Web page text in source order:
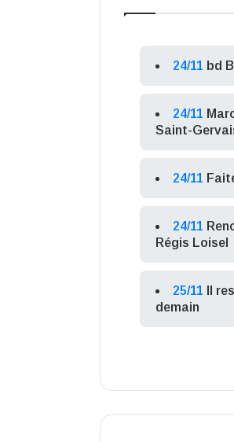
24/11 bd
24/11
Saint-
24/11
24/11
Régis Loisel
25/11
Il
demain